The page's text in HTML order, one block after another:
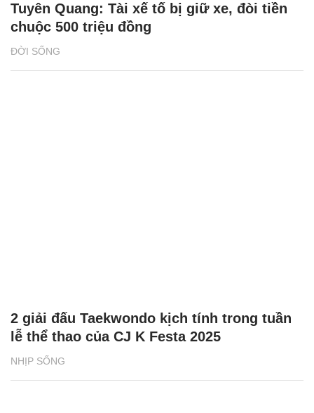
ĐỜI SỐNG
Tuyên Quang: Tài xế tố bị giữ xe, đòi tiền
chuộc 500 triệu đồng
NHỊP SỐNG
2 giải đấu Taekwondo kịch tính trong tuần
lễ thể thao của CJ K Festa 2025